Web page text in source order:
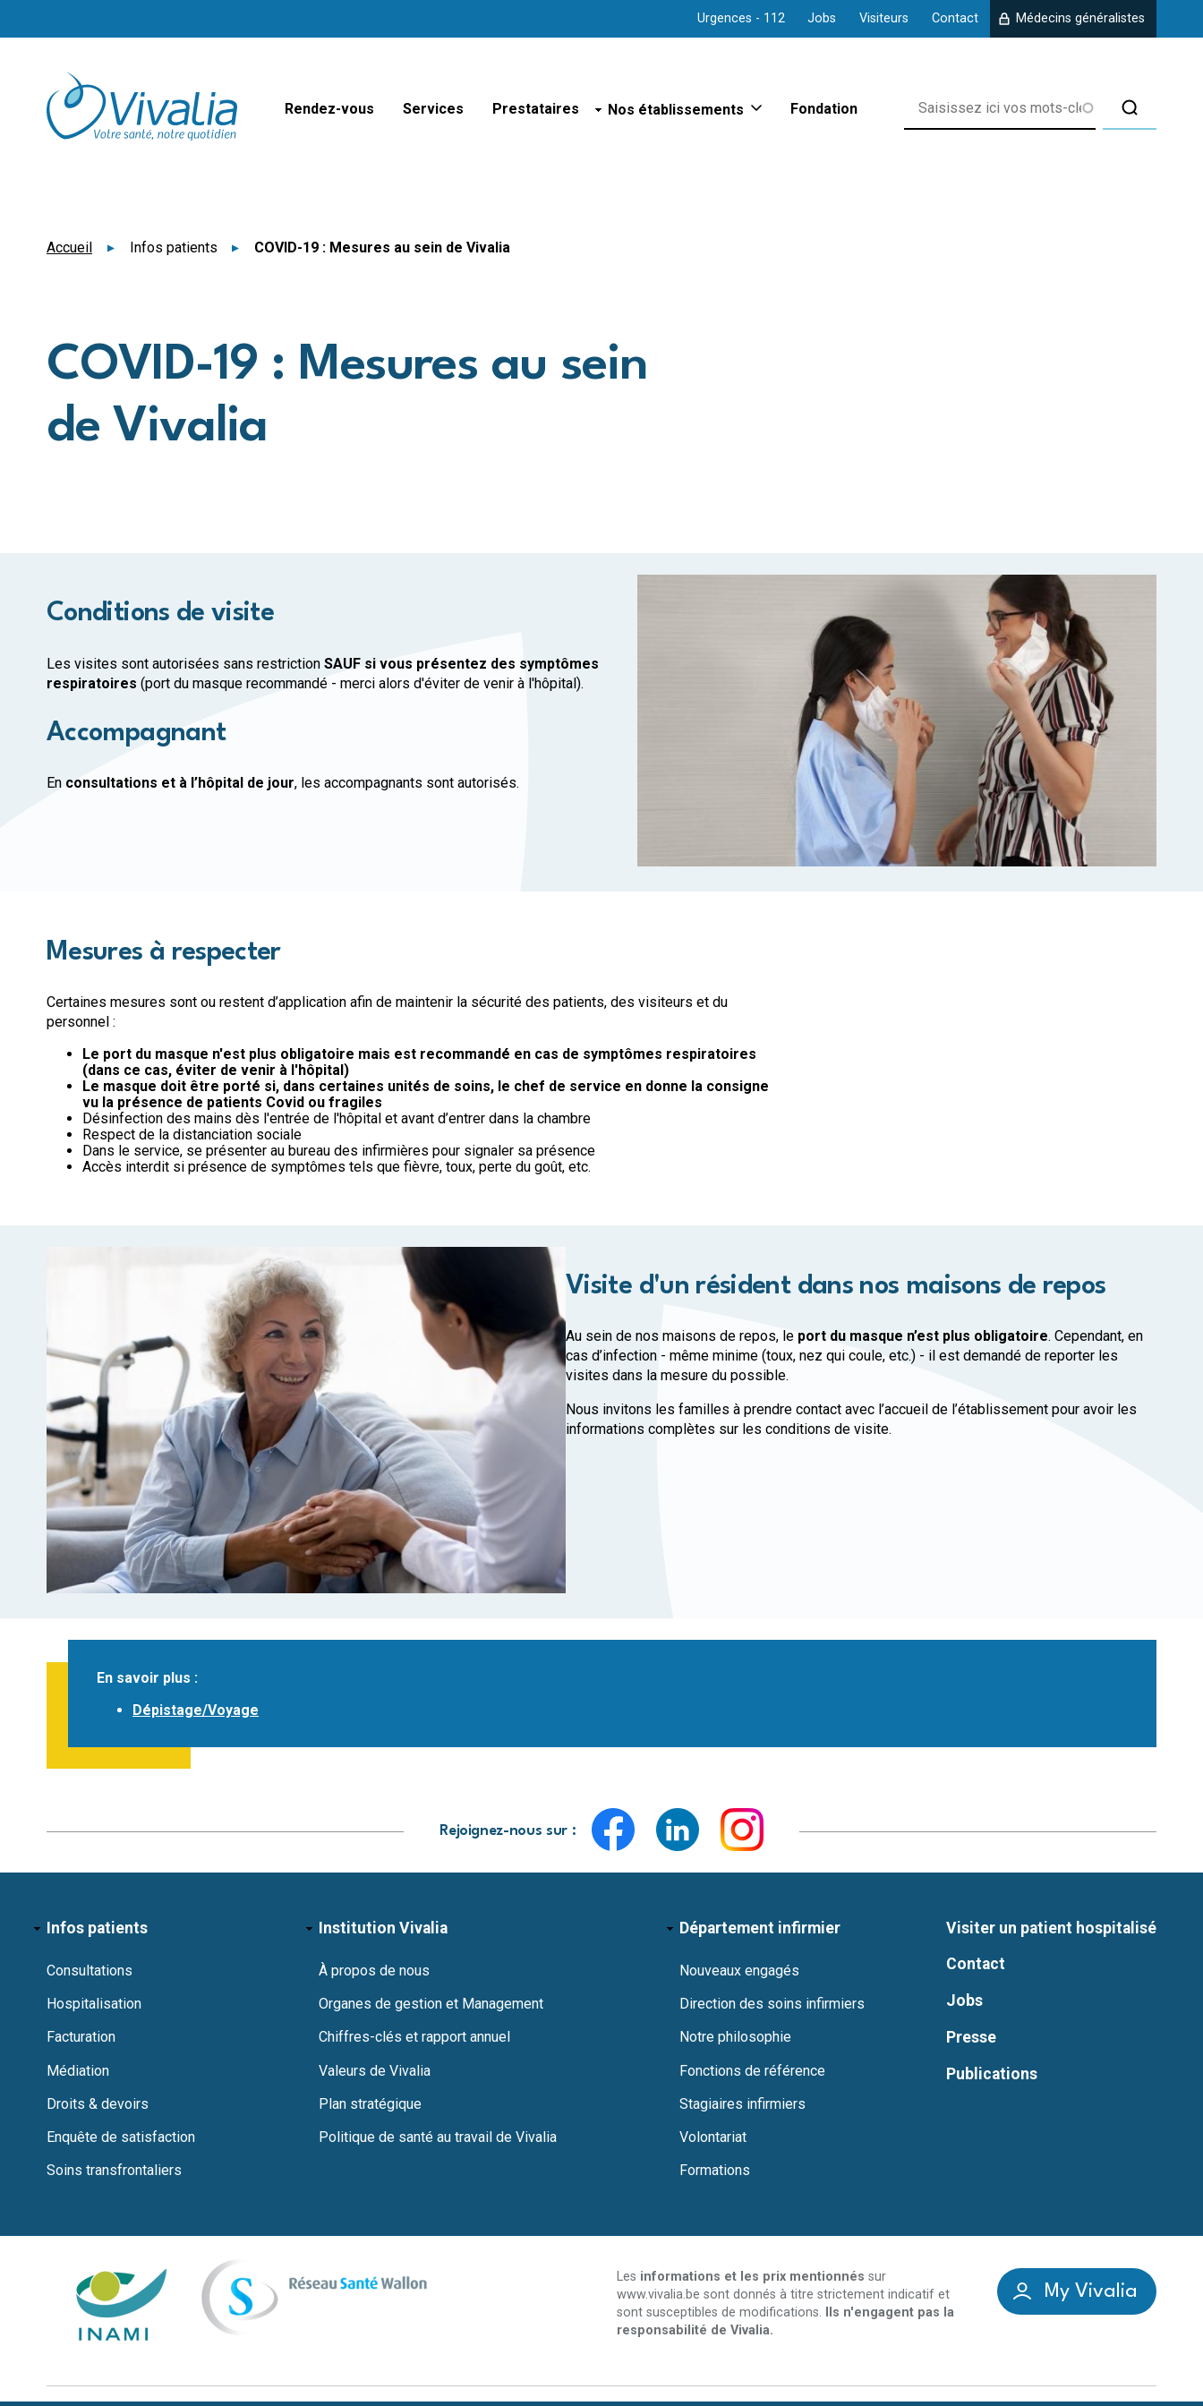
Urgences - 112 Jobs Visiteurs Contact Médecins généralistes
Rendez-vous Services Prestataires Nos établissements
Maison de repos et de soins d'Amberloup
Crèche de Marche
HP Famenne-Ardennes à Bertrix
Fondation
Accueil Infos patients COVID-19 : Mesures au sein de Vivalia
COVID-19 : Mesures au sein
de Vivalia
Conditions de visite
Les visites sont autorisées sans restriction SAUF si vous présentez des symptômes
respiratoires (port du masque recommandé - merci alors d'éviter de venir à l'hôpital).
Accompagnant
En consultations et à l’hôpital de jour, les accompagnants sont autorisés.
Mesures à respecter
Certaines mesures sont ou restent d’application afin de maintenir la sécurité des patients, des visiteurs et du
personnel :
Le port du masque n'est plus obligatoire mais est recommandé en cas de symptômes respiratoires
(dans ce cas, éviter de venir à l'hôpital)
Le masque doit être porté si, dans certaines unités de soins, le chef de service en donne la consigne
vu la présence de patients Covid ou fragiles
Désinfection des mains dès l'entrée de l'hôpital et avant d’entrer dans la chambre
Respect de la distanciation sociale
Dans le service, se présenter au bureau des infirmières pour signaler sa présence
Accès interdit si présence de symptômes tels que fièvre, toux, perte du goût, etc.
Visite d'un résident dans nos maisons de repos
Au sein de nos maisons de repos, le port du masque n’est plus obligatoire. Cependant, en
cas d’infection - même minime (toux, nez qui coule, etc.) - il est demandé de reporter les
visites dans la mesure du possible.
Nous invitons les familles à prendre contact avec l’accueil de l’établissement pour avoir les
informations complètes sur les conditions de visite.
En savoir plus :
Dépistage/Voyage
Rejoignez-nous sur :
Infos patients
Consultations
Hospitalisation
Facturation
Médiation
Droits & devoirs
Enquête de satisfaction
Soins transfrontaliers
Institution Vivalia
À propos de nous
Organes de gestion et Management
Chiffres-clés et rapport annuel
Valeurs de Vivalia
Plan stratégique
Politique de santé au travail de Vivalia
Département infirmier
Nouveaux engagés
Direction des soins infirmiers
Notre philosophie
Fonctions de référence
Stagiaires infirmiers
Volontariat
Formations
Visiter un patient hospitalisé
Contact
Jobs
Presse
Publications
Les informations et les prix mentionnés sur
www.vivalia.be sont donnés à titre strictement indicatif et
sont susceptibles de modifications. Ils n'engagent pas la
responsabilité de Vivalia.
My Vivalia